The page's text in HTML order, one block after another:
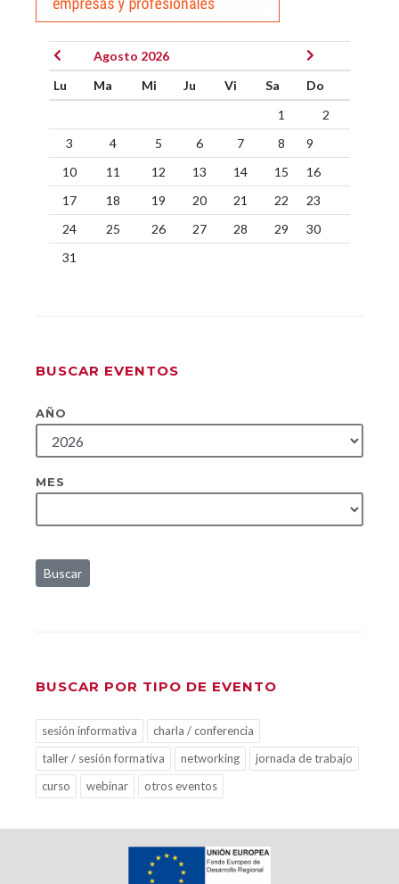
Agosto 2026
Lu
Ma Mi Ju Vi Sa
Do
1
2
3
4 5 6 7 8
9
10
11 12 13 14 15
16
17
18 19 20 21 22
23
24
25 26 27 28 29
30
31
BUSCAR EVENTOS
AÑO
MES
Buscar
BUSCAR POR TIPO DE EVENTO
sesión informativa
charla / conferencia
taller / sesión formativa
networking
jornada de trabajo
curso
webinar otros eventos